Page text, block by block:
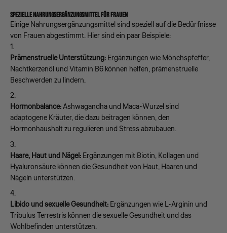
SPEZIELLE NAHRUNGSERGÄNZUNGSMITTEL FÜR FRAUEN
Einige Nahrungsergänzungsmittel sind speziell auf die Bedürfnisse
von Frauen abgestimmt. Hier sind ein paar Beispiele:
Prämenstruelle Unterstützung: Ergänzungen wie Mönchspfeffer,
Nachtkerzenöl und Vitamin B6 können helfen, prämenstruelle
Beschwerden zu lindern.
Hormonbalance:Ashwagandha und Maca-Wurzel sind
adaptogene Kräuter, die dazu beitragen können, den
Hormonhaushalt zu regulieren und Stress abzubauen.
Haare, Haut und Nägel: Ergänzungen mit Biotin, Kollagen und
Hyaluronsäure können die Gesundheit von Haut, Haaren und
Nägeln unterstützen.
Libido und sexuelle Gesundheit: Ergänzungen wie L-Arginin und
Tribulus Terrestris können die sexuelle Gesundheit und das
Wohlbefinden unterstützen.